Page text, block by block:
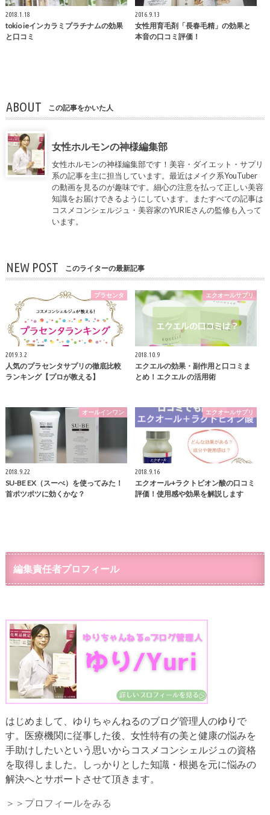
2018.1.18
tokio ieインカラミプラチナムの効果
と口コミ
2016.9.13
女性用育毛剤「長春毛精」の効果と
本音の口コミ評価！
ABOUT この記事をかいた人
女性ホルモンの神様編集部
女性ホルモンの神様編集部です！美容・ダイエット・サプリ
系の記事を主に担当しています。最近はメイク系YouTuber
の動画を見るのが趣味です。細心の注意を払って正しい美容
知識をお届けできるようにしています。またすべての記事は
コスメコンシェルジュ・美容家のYURIEさんの監修も入って
います。
NEW POST このライターの最新記事
プラセンタ
2019.3.2
人気のプラセンタサプリの徹底比較
ランキング【プロが教える】
エクオールサプリ
2018.10.9
エクエルの効果・副作用と口コミま
とめ！エクエル の活用術
オールインワン
2018.9.22
SU-BE EX（スーべ）を使ってみた！
首ポツポツに効くかな？
エクオールサプリ
2018.9.16
エクオール+ラクトビオン酸の口コミ
評価！使用感や効果を解説します
編集責任者プロフィール
はじめまして、ゆりちゃんねるのブログ管理人のゆり で
す。医療機関に従事した後、女性特有の美と健康の悩みを
手助けしたいという思いからコスメコンシェルジュの資格
を取得しました。しっかりとした知識・根拠を元に悩みの
解決へとサポートさせて頂きます。
＞＞プロフィールをみる